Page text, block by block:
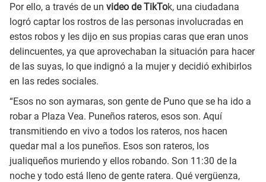
Por ello, a través de un video de TikTok, una ciudadana
logró captar los rostros de las personas involucradas en
estos robos y les dijo en sus propias caras que eran unos
delincuentes, ya que aprovechaban la situación para hacer
de las suyas, lo que indignó a la mujer y decidió exhibirlos
en las redes sociales.
“Esos no son aymaras, son gente de Puno que se ha ido a
robar a Plaza Vea. Puneños rateros, esos son. Aquí
transmitiendo en vivo a todos los rateros, nos hacen
quedar mal a los puneños. Esos son rateros, los
jualiqueños muriendo y ellos robando. Son 11:30 de la
noche y todo está lleno de gente ratera. Qué vergüenza,